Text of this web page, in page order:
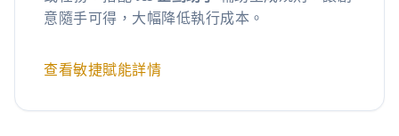
意隨手可得，大幅降低執行成本。
查看敏捷賦能詳情